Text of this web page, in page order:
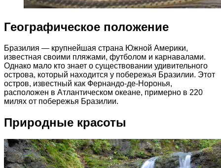
Географическое положение
Бразилия — крупнейшая страна Южной Америки,
известная своими пляжами, футболом и карнавалами.
Однако мало кто знает о существовании удивительного
острова, который находится у побережья Бразилии. Этот
остров, известный как Фернандо-де-Норонья,
расположен в Атлантическом океане, примерно в 220
милях от побережья Бразилии.
Природные красоты